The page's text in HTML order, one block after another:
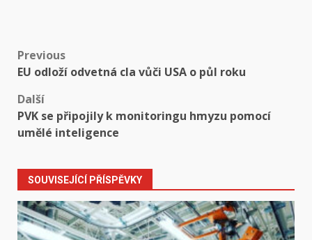
Post
Previous
EU odloží odvetná cla vůči USA o půl roku
Další
PVK se připojily k monitoringu hmyzu pomocí
umělé inteligence
SOUVISEJÍCÍ PŘÍSPĚVKY